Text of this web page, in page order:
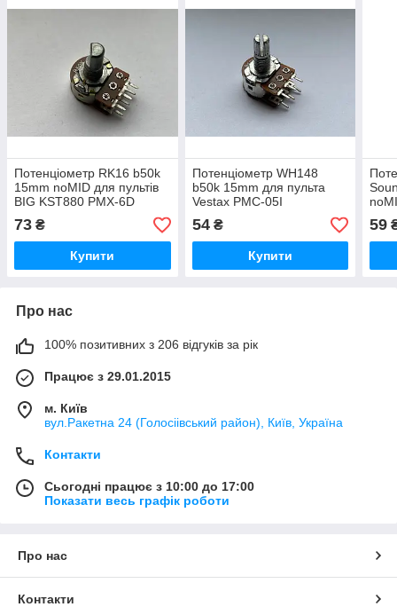
Потенціометр RK16 b50k
15mm noMID для пультів
BIG KST880 PMX-6D
73 ₴
Купити
Потенціометр WH148
b50k 15mm для пульта
Vestax PMC-05I
54₴
Купити
59
Про нас
100% позитивних з 206 відгуків за рік
Працює з 29.01.2015
м. Київ
вул.Ракетна 24 (Голосіівський район), Київ, Україна
Контакти
Сьогодні працює з 10:00 до 17:00
Показати весь графік роботи
Про нас
Контакти